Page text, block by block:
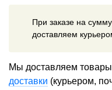
При заказе на
доставляем
Мы доставляем
доставки (курьером,